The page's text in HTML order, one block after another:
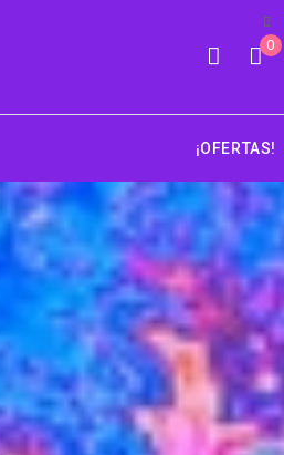
0
¡OFERTAS!